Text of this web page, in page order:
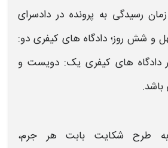
رسیدگی به پرونده در دادسرای
و شش روز؛ دادگاه های کیفری دو:
دادگاه های کیفری یک: دویست و
به طرح شکایت بابت هرجرم،